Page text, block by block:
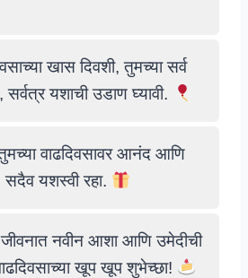
खास दिवशी, तुमच्या सर्व
यशाची उडाण घ्यावी.
वाढदिवसावर आनंद आणि
सदैव यशस्वी रहा.
नवीन आशा आणि उमेदीची
खूप खूप शुभेच्छा!